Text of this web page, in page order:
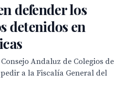
defender los
detenidos en
Andaluz de Colegios de
a la Fiscalía General del